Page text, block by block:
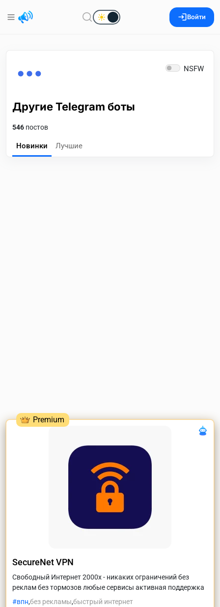
Войти
NSFW
Другие Telegram боты
546 постов
Новинки Лучшие
SecureNet VPN
Свободный Интернет 2000х - никаких ограничений без
реклам без тормозов любые сервисы активная поддержка
впн,без рекламы,быстрый интернет